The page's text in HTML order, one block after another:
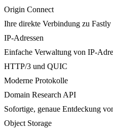
Origin Connect
Ihre direkte Verbindung zu Fastly
IP-Adressen
Einfache Verwaltung von IP-
HTTP/3 und QUIC
Moderne Protokolle
Domain Research API
Sofortige, genaue Entdeckung
Object Storage